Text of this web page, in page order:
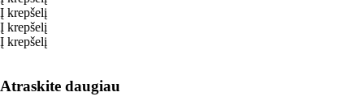
Į krepšelį
Į krepšelį
Į krepšelį
Atraskite daugiau